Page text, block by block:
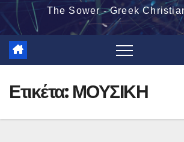
The Sower - Greek
Ετικέτα: ΜΟΥΣΙΚΗ